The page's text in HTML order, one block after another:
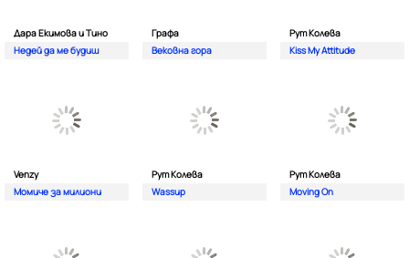
Дара Екимова и Тино
Недей да ме будиш
Графа
Вековна гора
Рут Колева
Kiss My Attitude
Venzy
Момиче за милиони
Рут Колева
Wassup
Рут Колева
Moving On